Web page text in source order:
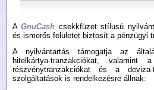
AGnuCash csekkfüzet stílusú
és ismerős felületet biztosít a pénzügyi
A nyilvántartás támogatja az
hitelkártya-tranzakciókat, valamint
részvénytranzakciókat és a
szolgáltatások is rendelkezésre állnak: